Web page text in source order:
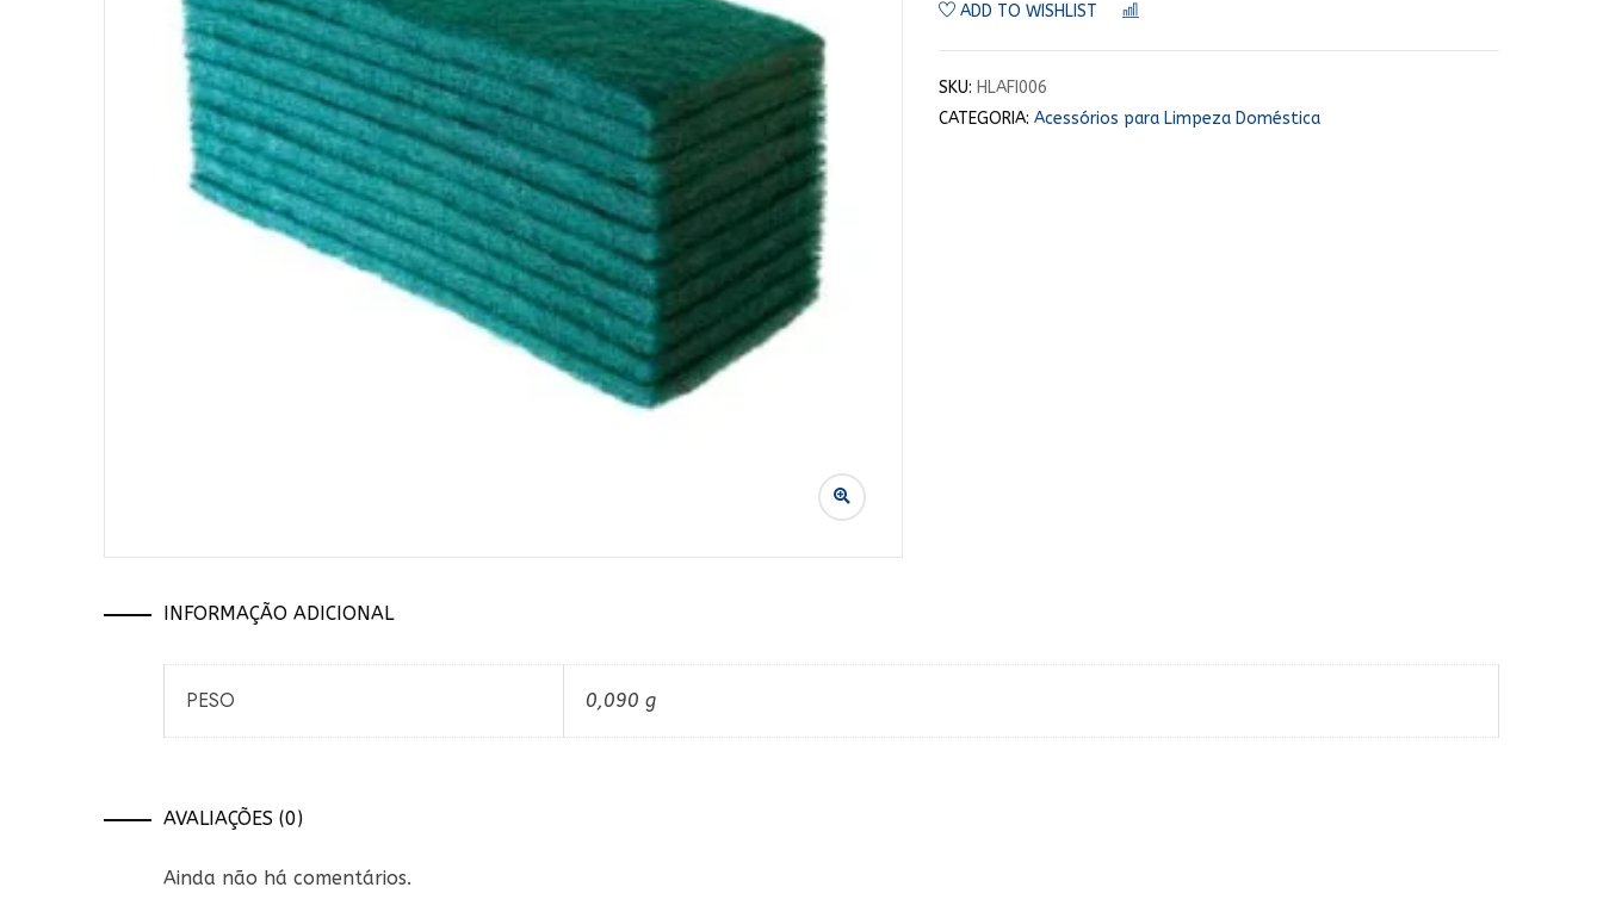
ADD TO WISHLIST
SKU: HLAFI006
CATEGORIA: Acessórios para Limpeza Doméstica
INFORMAÇÃO ADICIONAL
PESO 0,090 g
AVALIAÇÕES (0)
Ainda não há comentários.